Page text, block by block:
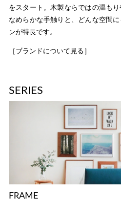
をスタート。木製ならではの温も
なめらかな手触りと、どんな空間
ンが特長です。
［ブランドについて見る］
SERIES
FRAME